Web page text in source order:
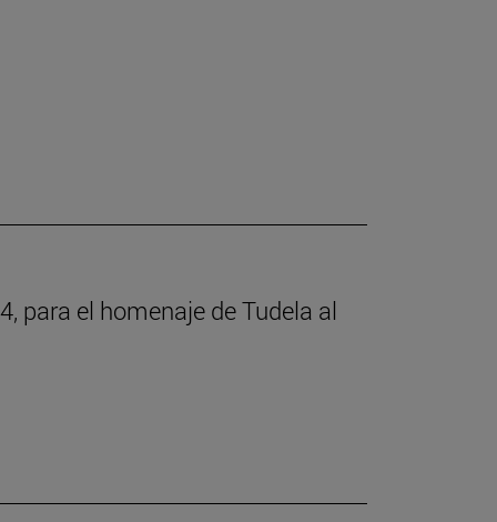
para el homenaje de Tudela al